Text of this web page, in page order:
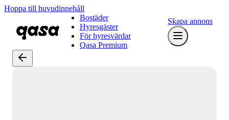
Hoppa till huvudinnehåll
Bostäder
Hyresgäster
För hyresvärdar
Qasa Premium
Skapa annons